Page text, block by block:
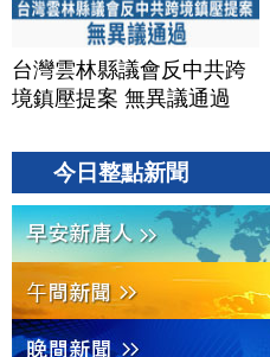
台灣雲林縣議會反中共跨
境鎮壓提案 無異議通過
今日整點新聞